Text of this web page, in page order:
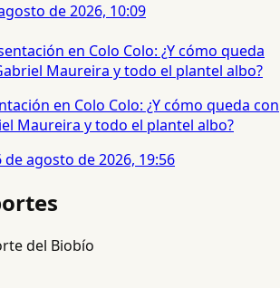
de 2026, 10:09
en Colo Colo: ¿Y cómo queda con
Maureira y todo el plantel albo?
de agosto de 2026, 19:56
del Biobío